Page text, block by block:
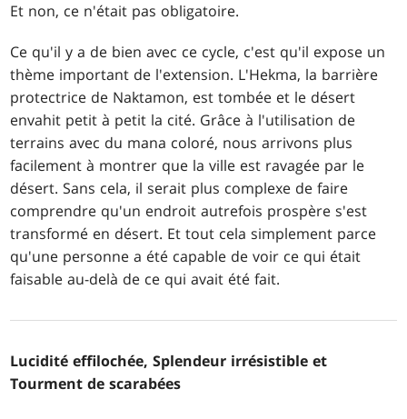
Et non, ce n'était pas obligatoire.
Ce qu'il y a de bien avec ce cycle, c'est qu'il expose un
thème important de l'extension. L'Hekma, la barrière
protectrice de Naktamon, est tombée et le désert
envahit petit à petit la cité. Grâce à l'utilisation de
terrains avec du mana coloré, nous arrivons plus
facilement à montrer que la ville est ravagée par le
désert. Sans cela, il serait plus complexe de faire
comprendre qu'un endroit autrefois prospère s'est
transformé en désert. Et tout cela simplement parce
qu'une personne a été capable de voir ce qui était
faisable au-delà de ce qui avait été fait.
Lucidité effilochée, Splendeur irrésistible et
Tourment de scarabées